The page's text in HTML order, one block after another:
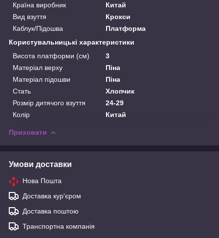
Країна виробник
Китай
Вид взуття
Крокси
Каблук/Підошва
Платформа
Користувальницькі характеристики
Висота платформи (см)
3
Матеріал верху
Піна
Матеріал підошви
Піна
Стать
Хлопчик
Розмір дитячого взуття
24-29
Колір
Китай
Приховати
Умови доставки
Нова Пошта
Доставка кур'єром
Доставка поштою
Транспортна компанія